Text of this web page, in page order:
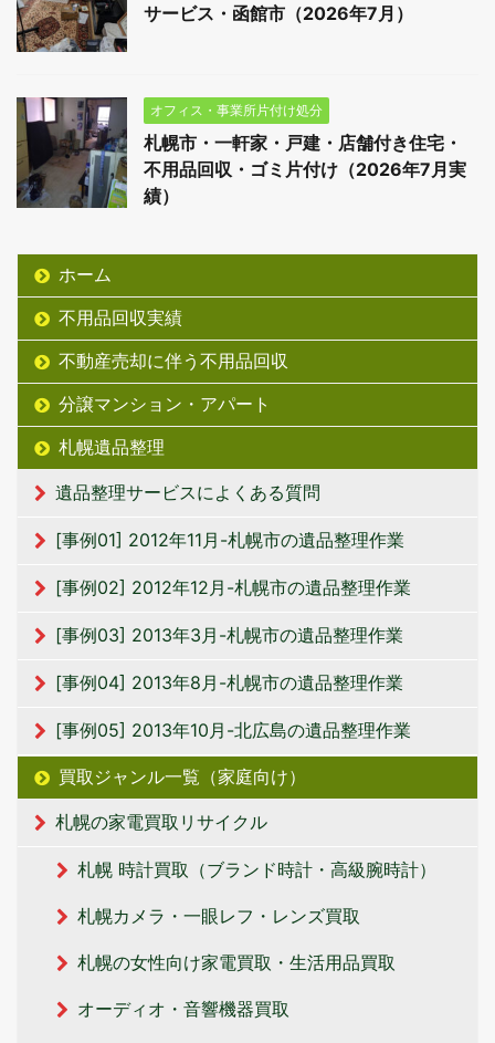
サービス・函館市（2026年7月）
オフィス・事業所片付け処分
札幌市・一軒家・戸建・店舗付き住宅・
不用品回収・ゴミ片付け（2026年7月実
績）
ホーム
不用品回収実績
不動産売却に伴う不用品回収
分譲マンション・アパート
札幌遺品整理
遺品整理サービスによくある質問
[事例01] 2012年11月-札幌市の遺品整理作業
[事例02] 2012年12月-札幌市の遺品整理作業
[事例03] 2013年3月-札幌市の遺品整理作業
[事例04] 2013年8月-札幌市の遺品整理作業
[事例05] 2013年10月-北広島の遺品整理作業
買取ジャンル一覧（家庭向け）
札幌の家電買取リサイクル
札幌 時計買取（ブランド時計・高級腕時計）
札幌カメラ・一眼レフ・レンズ買取
札幌の女性向け家電買取・生活用品買取
オーディオ・音響機器買取